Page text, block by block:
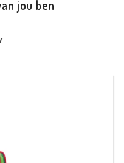
jou ben